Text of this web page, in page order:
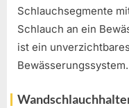
Schlauchsegmente
Schlauch an ein
ist ein
Bewässerungssystem.